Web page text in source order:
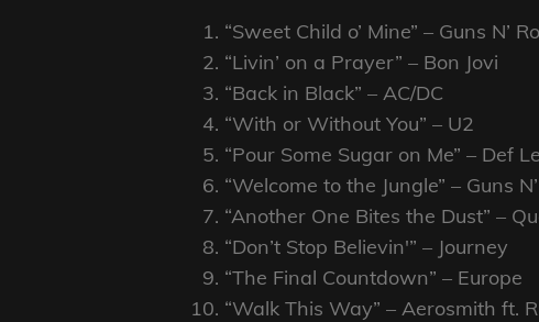
“Sweet Child o’ Mine” – Guns N’
“Livin’ on a Prayer” – Bon Jovi
“Back in Black” – AC/DC
“With or Without You” – U2
“Pour Some Sugar on Me” – Def
“Welcome to the Jungle” – Guns
“Another One Bites the Dust” –
“Don’t Stop Believin'” – Journey
“The Final Countdown” – Europe
“Walk This Way” – Aerosmith ft.